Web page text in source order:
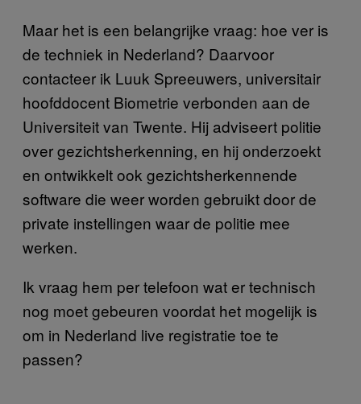
Maar het is een belangrijke vraag: hoe ver is
de techniek in Nederland? Daarvoor
contacteer ik Luuk Spreeuwers, universitair
hoofddocent Biometrie verbonden aan de
Universiteit van Twente. Hij adviseert politie
over gezichtsherkenning, en hij onderzoekt
en ontwikkelt ook gezichtsherkennende
software die weer worden gebruikt door de
private instellingen waar de politie mee
werken.
Ik vraag hem per telefoon wat er technisch
nog moet gebeuren voordat het mogelijk is
om in Nederland live registratie toe te
passen?